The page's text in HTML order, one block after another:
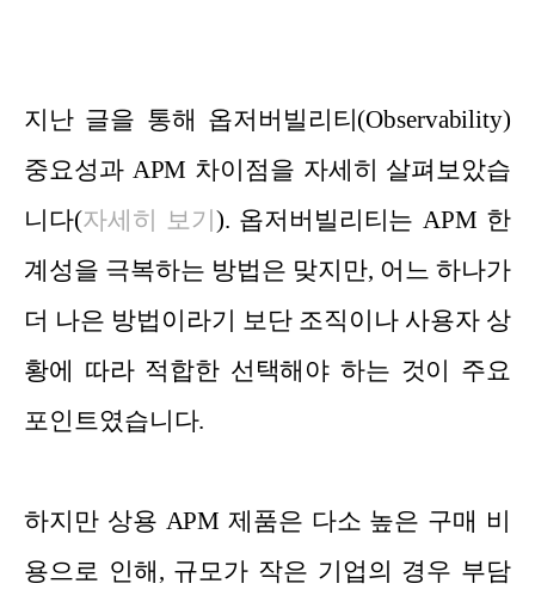
지난 글을 통해 옵저버빌리티(Observability)
중요성과 APM 차이점을 자세히 살펴보았습
니다(자세히 보기 ). 옵저버빌리티는 APM 한
계성을 극복하는 방법은 맞지만, 어느 하나가
더 나은 방법이라기 보단 조직이나 사용자 상
황에 따라 적합한 선택해야 하는 것이 주요
포인트였습니다.
하지만 상용 APM 제품은 다소 높은 구매 비
용으로 인해, 규모가 작은 기업의 경우 부담